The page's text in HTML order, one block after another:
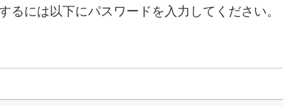
には以下にパスワードを入力してください。